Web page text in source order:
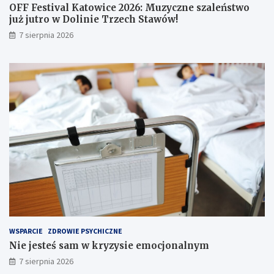
n
f
o
a
c
j
e
i
e
c
!
u
ż
j
r
o
w
D
i
n
i
T
r
c
h
S
OFF Festival Katowice 2026: Muzyczne szaleństwo
już jutro w Dolinie Trzech Stawów!
7 sierpnia 2026
WSPARCIE ZDROWIE PSYCHICZNE
Nie jesteś sam w kryzysie emocjonalnym
7 sierpnia 2026